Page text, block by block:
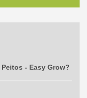
- Easy Grow?